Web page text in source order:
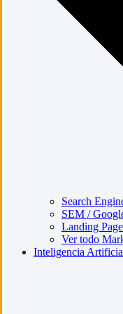
Search
SEM /
Landing
Ver todo
Inteligencia